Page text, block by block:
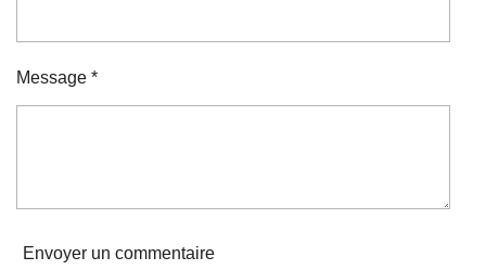
Message *
Envoyer un commentaire